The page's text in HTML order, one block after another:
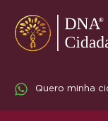
Quero minha